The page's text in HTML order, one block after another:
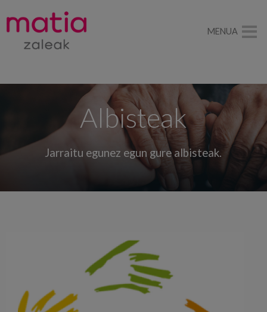
Albisteak
Jarraitu egunez egun gure albisteak.
MENUA